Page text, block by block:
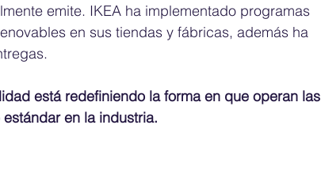
emite. IKEA ha implementado programas
en sus tiendas y fábricas, además ha
está redefiniendo la forma en que operan las
en la industria.